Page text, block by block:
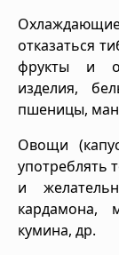
отказаться
фрукты и
изделия,
пшеницы,
Овощи
употреблять
и
кардамона,
кумина, др.